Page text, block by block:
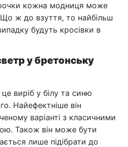
кожна модниця може
ж до взуття, то найбільш
будуть кросівки в
у бретонську
виріб у білу та синю
Найефектніше він
варіанті з класичними
Також він може бути
лише підібрати до